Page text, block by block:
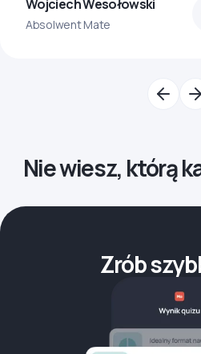
Wojciech Wesołowski
Absolwent Mate
Nie wiesz, którą
Zrób